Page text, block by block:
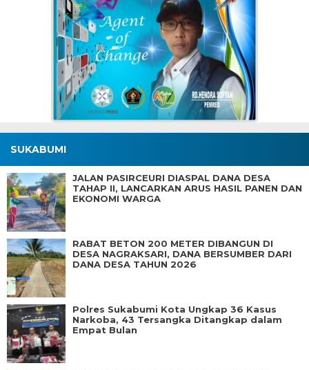
SUKABUMI
JALAN PASIRCEURI DIASPAL DANA DESA
TAHAP II, LANCARKAN ARUS HASIL PANEN DAN
EKONOMI WARGA
RABAT BETON 200 METER DIBANGUN DI
DESA NAGRAKSARI, DANA BERSUMBER DARI
DANA DESA TAHUN 2026
Polres Sukabumi Kota Ungkap 36 Kasus
Narkoba, 43 Tersangka Ditangkap dalam
Empat Bulan